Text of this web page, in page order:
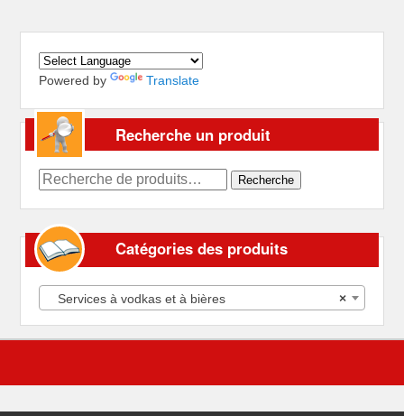
Powered by Translate
Recherche un produit
Recherche
Recherche
Catégories des produits
×
Services à vodkas et à bières